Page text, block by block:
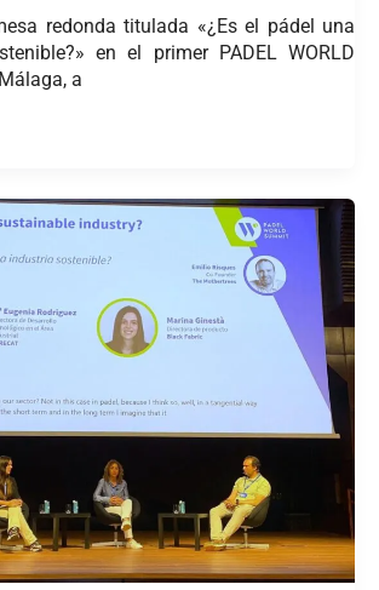
redonda titulada «¿Es el pádel una
en el primer PADEL WORLD
a